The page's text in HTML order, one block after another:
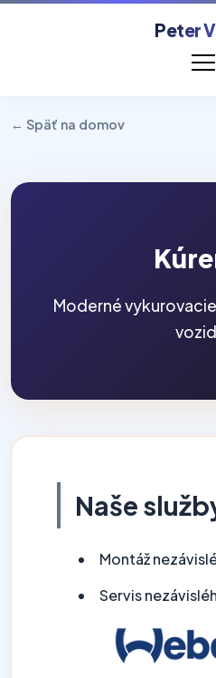
Peter
← Späť na domov
Moderné
Naše
Montáž
Servis